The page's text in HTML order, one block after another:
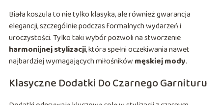
Biała koszula to nie tylko klasyka, ale również gwarancja
elegancji, szczególnie podczas formalnych wydarzeń i
uroczystości. Tylko taki wybór pozwoli na stworzenie
harmonijnej stylizacji, która spełni oczekiwania nawet
najbardziej wymagających miłośników męskiej mody.
Klasyczne Dodatki Do Czarnego Garnituru